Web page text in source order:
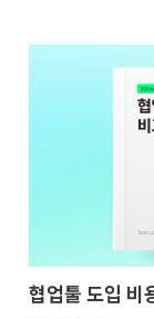
협업툴 도입